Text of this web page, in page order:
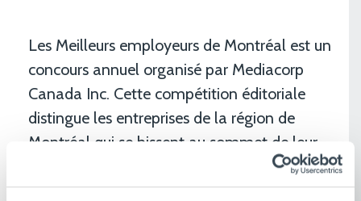
Les Meilleurs employeurs de Montréal est un
concours annuel organisé par Mediacorp
Canada Inc. Cette compétition éditoriale
distingue les entreprises de la région de
Montréal qui se hissent au sommet de leur
industrie en offrant des lieux de travail
exceptionnels.